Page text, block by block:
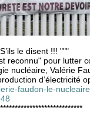
le disent !!! """
reconnu" pour lutter
nucléaire, Valérie
d’électricité
faudon-le-